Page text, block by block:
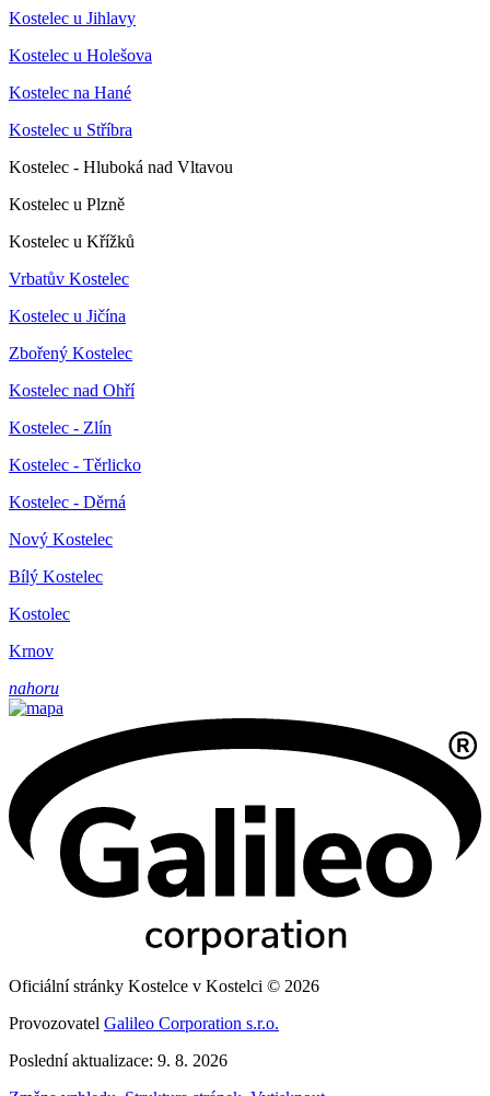
Kostelec u Jihlavy
Kostelec u Holešova
Kostelec na Hané
Kostelec u Stříbra
Kostelec - Hluboká nad Vltavou
Kostelec u Plzně
Kostelec u Křížků
Vrbatův Kostelec
Kostelec u Jičína
Zbořený Kostelec
Kostelec nad Ohří
Kostelec - Zlín
Kostelec - Těrlicko
Kostelec - Děrná
Nový Kostelec
Bílý Kostelec
Kostolec
Krnov
nahoru
Oficiální stránky Kostelce v Kostelci © 2026
Provozovatel Galileo Corporation s.r.o.
Poslední aktualizace: 9. 8. 2026